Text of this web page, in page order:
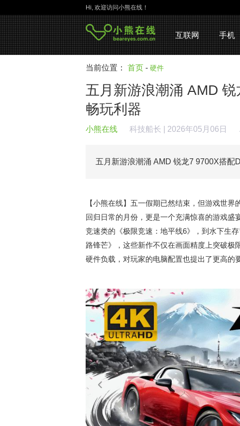
Hi, 欢迎访问小熊在线！
互联网 手机
当前位置： 首页 - 硬件
五月新游浪潮涌 AMD
畅玩利器
小熊在线 科技船长 | 2026年05月06日 .
五月新游浪潮涌 AMD 锐龙7 9700X搭配
【小熊在线】五一假期已然结束，但游戏世
回归日常的月份，更是一个充满惊喜的游戏盛
竞速类的《极限竞速：地平线6》，到水下生
路锋芒》，这些新作不仅在画面精度上突破极
硬件负载，对玩家的电脑配置也提出了更高的